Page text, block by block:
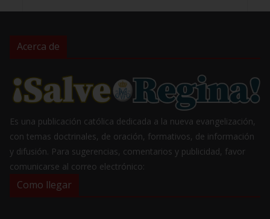
Acerca de
Es una publicación católica dedicada a la nueva evangelización,
con temas doctrinales, de oración, formativos, de información
y difusión. Para sugerencias, comentarios y publicidad, favor
comunicarse al correo electrónico:
Como llegar